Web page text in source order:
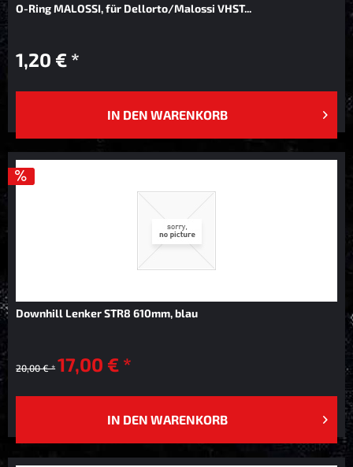
O-Ring MALOSSI, für Dellorto/Malossi VHST...
1,20 € *
IN DEN WARENKORB
Downhill Lenker STR8 610mm, blau
20,00 € * 17,00 € *
IN DEN WARENKORB